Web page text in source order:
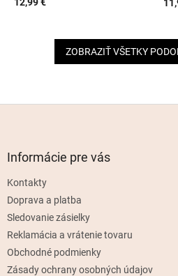
ZOBRAZIŤ VŠETKY
Informácie pre vás
Kontakty
Doprava a platba
Sledovanie zásielky
Reklamácia a vrátenie tovaru
Obchodné podmienky
Zásady ochrany osobných údajov